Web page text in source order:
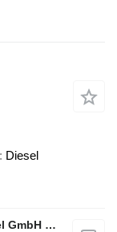
Diesel
M.O. Baumaschinen & Nutzfahrzeughandel GmbH & CO.